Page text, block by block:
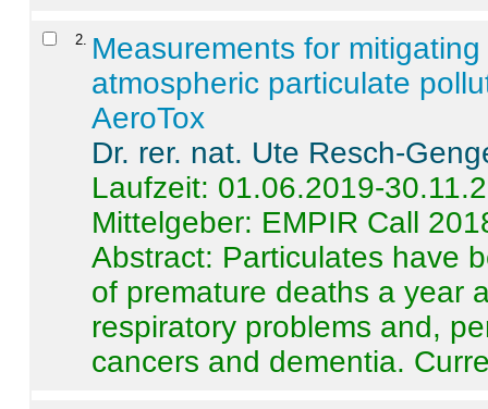
2
Measurements for
atmospheric particulate
AeroTox
Dr. rer. nat. Ute Resch-
Laufzeit: 01.06.2019-
Mittelgeber: EMPIR Call
Abstract: Particulates have
of premature deaths a year
respiratory problems and,
cancers and dementia.